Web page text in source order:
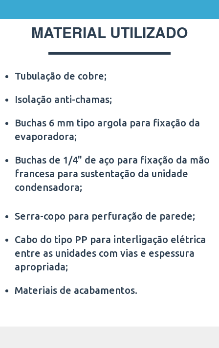
MATERIAL UTILIZADO
Tubulação de cobre;
Isolação anti-chamas;
Buchas 6 mm tipo argola para fixação da
evaporadora;
Buchas de 1/4" de aço para fixação da mão
francesa para sustentação da unidade
condensadora;
Serra-copo para perfuração de parede;
Cabo do tipo PP para interligação elétrica
entre as unidades com vias e espessura
apropriada;
Materiais de acabamentos.